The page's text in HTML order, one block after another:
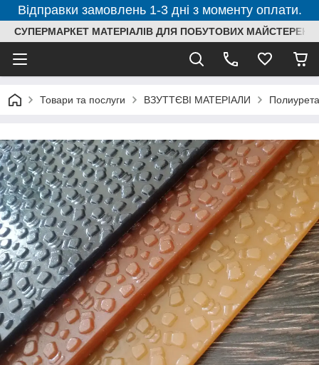
Відправки замовлень 1-3 дні з моменту оплати.
СУПЕРМАРКЕТ МАТЕРІАЛІВ ДЛЯ ПОБУТОВИХ МАЙСТЕРЕНЬ
Товари та послуги ВЗУТТЄВІ МАТЕРІАЛИ